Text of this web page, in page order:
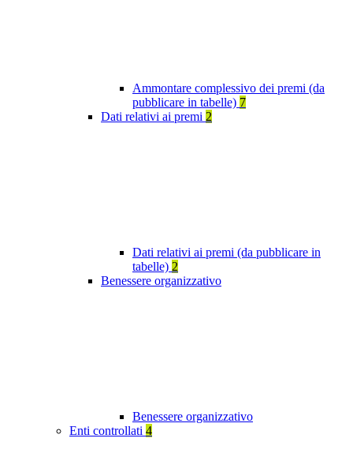
Ammontare complessivo dei premi (da
pubblicare in tabelle) 7
Dati relativi ai premi 2
Dati relativi ai premi (da pubblicare in
tabelle) 2
Benessere organizzativo
Benessere organizzativo
Enti controllati 4